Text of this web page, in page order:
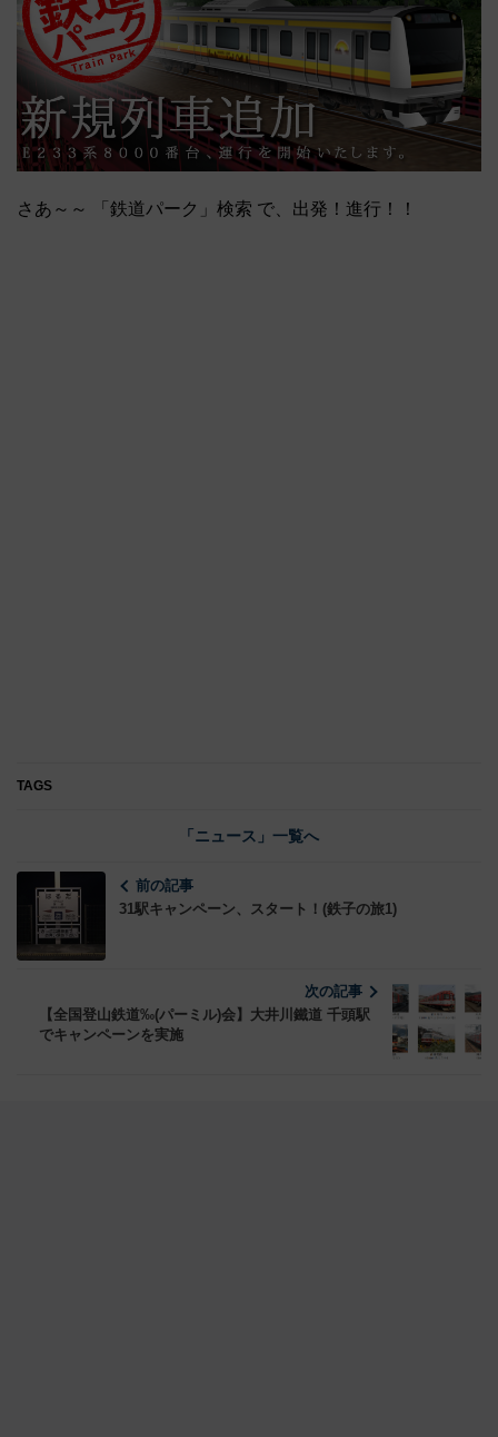
さあ～～ 「鉄道パーク」検索 で、出発！進行！！
TAGS
「ニュース」一覧へ
前の記事
31駅キャンペーン、スタート！(鉄子の旅1)
次の記事
【全国登山鉄道‰(パーミル)会】大井川鐵道 千頭駅
でキャンペーンを実施